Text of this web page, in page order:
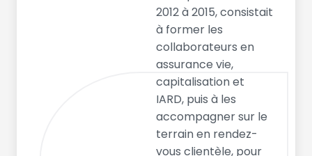
2012 à 2015, consistait
à former les
collaborateurs en
assurance vie,
capitalisation et
IARD, puis à les
accompagner sur le
terrain en rendez-
vous clientèle, pour